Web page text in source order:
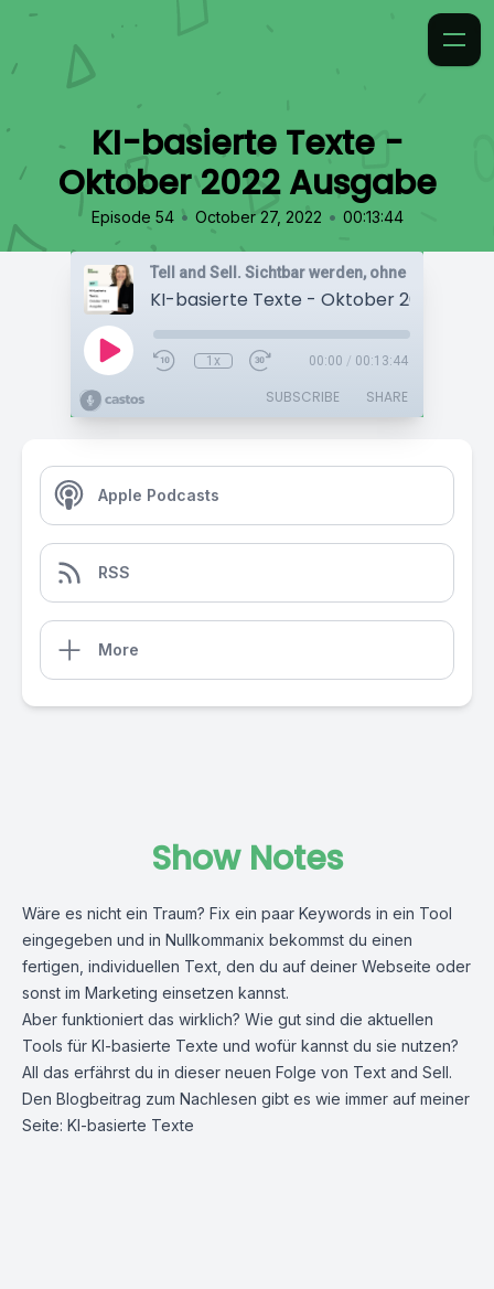
KI-basierte Texte -
Oktober 2022 Ausgabe
Episode 54 • October 27, 2022 • 00:13:44
KI-basierte Texte - Oktober 2022
1x 00:00 / 00:13:44
SUBSCRIBE SHARE
Apple Podcasts
RSS
More
Show Notes
Wäre es nicht ein Traum? Fix ein paar Keywords in ein Tool
eingegeben und in Nullkommanix bekommst du einen
fertigen, individuellen Text, den du auf deiner Webseite oder
sonst im Marketing einsetzen kannst.
Aber funktioniert das wirklich? Wie gut sind die aktuellen
Tools für KI-basierte Texte und wofür kannst du sie nutzen?
All das erfährst du in dieser neuen Folge von Text and Sell.
Den Blogbeitrag zum Nachlesen gibt es wie immer auf meiner
Seite: KI-basierte Texte